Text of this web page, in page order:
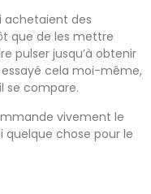
achetaient des
que de les mettre
pulser jusqu’à obtenir
essayé cela moi-même,
se compare.
vivement le
quelque chose pour le